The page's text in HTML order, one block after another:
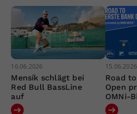
16.06.2026
Mensík schlägt bei
Red Bull BassLine
auf
15.06.2026
Road
Open
OMNi-